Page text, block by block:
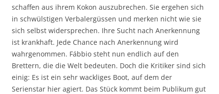
schaffen aus ihrem Kokon auszubrechen. Sie ergehen sich
in schwülstigen Verbalergüssen und merken nicht wie sie
sich selbst widersprechen. Ihre Sucht nach Anerkennung
ist krankhaft. Jede Chance nach Anerkennung wird
wahrgenommen. Fábbio steht nun endlich auf den
Brettern, die die Welt bedeuten. Doch die Kritiker sind sich
einig: Es ist ein sehr wackliges Boot, auf dem der
Serienstar hier agiert. Das Stück kommt beim Publikum gut